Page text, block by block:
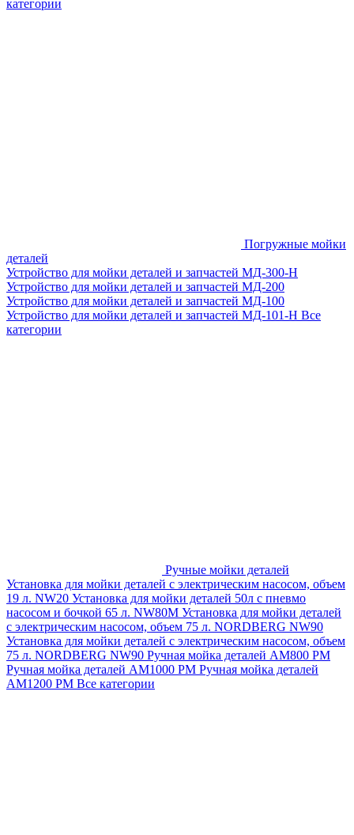
категории
Погружные мойки
деталей
Устройство для мойки деталей и запчастей МД-300-H
Устройство для мойки деталей и запчастей МД-200
Устройство для мойки деталей и запчастей МД-100
Устройство для мойки деталей и запчастей МД-101-Н Все
категории
Ручные мойки деталей
Установка для мойки деталей с электрическим насосом, объем
19 л. NW20 Установка для мойки деталей 50л с пневмо
насосом и бочкой 65 л. NW80M Установка для мойки деталей
с электрическим насосом, объем 75 л. NORDBERG NW90
Установка для мойки деталей с электрическим насосом, объем
75 л. NORDBERG NW90 Ручная мойка деталей АМ800 РМ
Ручная мойка деталей АМ1000 РМ Ручная мойка деталей
АМ1200 РМ Все категории